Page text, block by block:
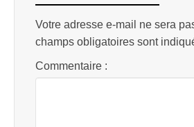
Votre adresse e-mail ne sera
champs obligatoires sont
Commentaire :